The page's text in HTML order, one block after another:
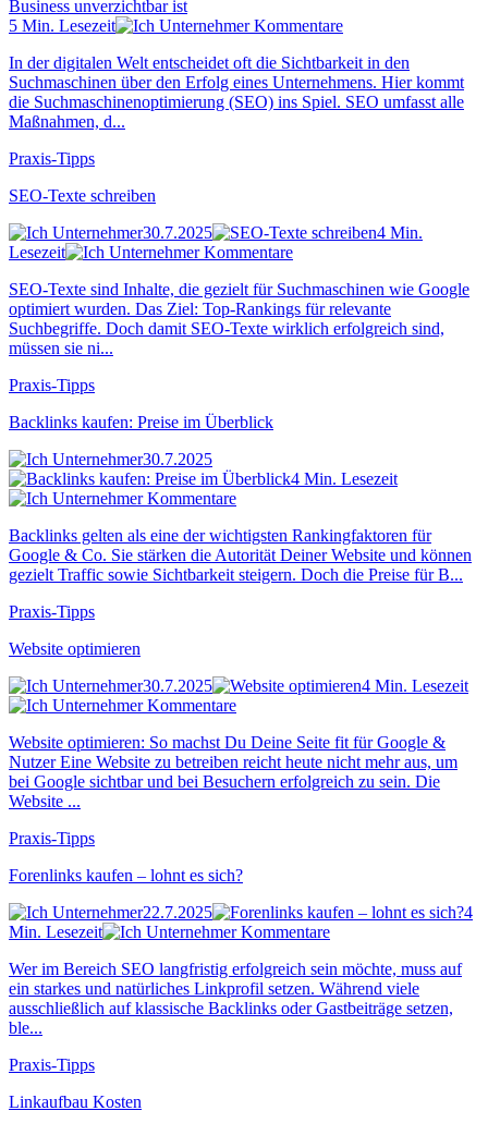
5 Min. Lesezeit
Kommentare
In der digitalen Welt entscheidet oft die Sichtbarkeit in den
Suchmaschinen über den Erfolg eines Unternehmens. Hier kommt
die Suchmaschinenoptimierung (SEO) ins Spiel. SEO umfasst alle
Maßnahmen, d...
Praxis-Tipps
SEO-Texte schreiben
30.7.2025
4 Min.
Lesezeit
Kommentare
SEO-Texte sind Inhalte, die gezielt für Suchmaschinen wie Google
optimiert wurden. Das Ziel: Top-Rankings für relevante
Suchbegriffe. Doch damit SEO-Texte wirklich erfolgreich sind,
müssen sie ni...
Praxis-Tipps
Backlinks kaufen: Preise im Überblick
30.7.2025
4 Min. Lesezeit
Kommentare
Backlinks gelten als eine der wichtigsten Rankingfaktoren für
Google & Co. Sie stärken die Autorität Deiner Website und können
gezielt Traffic sowie Sichtbarkeit steigern. Doch die Preise für B...
Praxis-Tipps
Website optimieren
30.7.2025
4 Min. Lesezeit
Kommentare
Website optimieren: So machst Du Deine Seite fit für Google &
Nutzer Eine Website zu betreiben reicht heute nicht mehr aus, um
bei Google sichtbar und bei Besuchern erfolgreich zu sein. Die
Website ...
Praxis-Tipps
Forenlinks kaufen – lohnt es sich?
22.7.2025
4
Min. Lesezeit
Kommentare
Wer im Bereich SEO langfristig erfolgreich sein möchte, muss auf
ein starkes und natürliches Linkprofil setzen. Während viele
ausschließlich auf klassische Backlinks oder Gastbeiträge setzen,
ble...
Praxis-Tipps
Linkaufbau Kosten